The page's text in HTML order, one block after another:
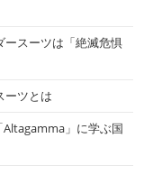
スーツは「絶滅危惧
ーツとは
」に学ぶ国